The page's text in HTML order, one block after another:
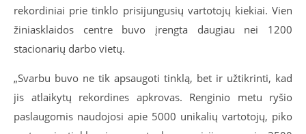
rekordiniai prie tinklo prisijungusių vartotojų kiekiai. Vien
žiniasklaidos centre buvo įrengta daugiau nei 1200
stacionarių darbo vietų.
„Svarbu buvo ne tik apsaugoti tinklą, bet ir užtikrinti, kad
jis atlaikytų rekordines apkrovas. Renginio metu ryšio
paslaugomis naudojosi apie 5000 unikalių vartotojų, piko